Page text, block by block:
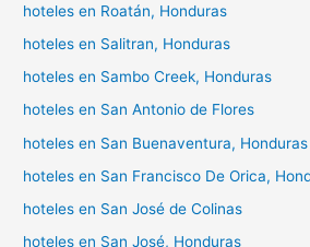
hoteles en Roatán, Honduras
hoteles en Salitran, Honduras
hoteles en Sambo Creek, Honduras
hoteles en San Antonio de Flores
hoteles en San Buenaventura, Honduras
hoteles en San Francisco De Orica,
hoteles en San José de Colinas
hoteles en San José, Honduras